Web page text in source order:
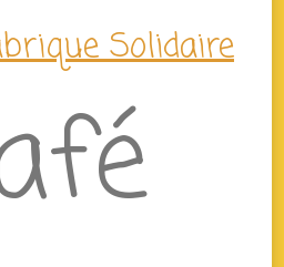
Solidaire